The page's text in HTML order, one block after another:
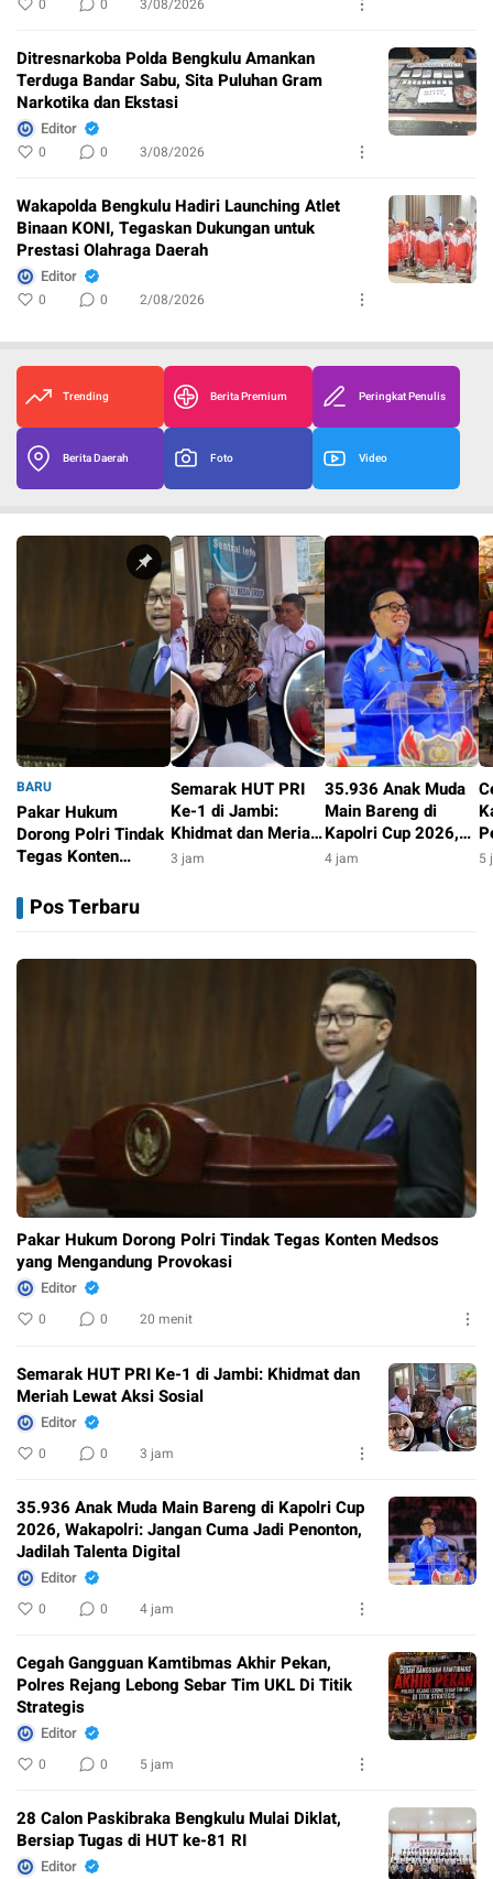
0 0 3/08/2026
Ditresnarkoba Polda Bengkulu Amankan
Terduga Bandar Sabu, Sita Puluhan Gram
Narkotika dan Ekstasi
Editor
0 0 3/08/2026
Wakapolda Bengkulu Hadiri Launching Atlet
Binaan KONI, Tegaskan Dukungan untuk
Prestasi Olahraga Daerah
Editor
0 0 2/08/2026
Trending Berita Premium Peringkat Penulis
Berita Daerah Foto Video
BARU
Pakar Hukum
Dorong Polri Tindak
Tegas Konten
Mengandung
Provokasi
Semarak HUT PRI
Ke-1 di Jambi:
Khidmat dan Meriah
Lewat Aksi Sosial
3 jam
35.936 Anak Muda
Main Bareng di
Kapolri Cup 2026,
Wakapolri: Jangan
4 jam 5
Pos Terbaru
Pakar Hukum Dorong Polri Tindak Tegas Konten Medsos
yang Mengandung Provokasi
Editor
0 0 20 menit
Semarak HUT PRI Ke-1 di Jambi: Khidmat dan
Meriah Lewat Aksi Sosial
Editor
0 0 3 jam
35.936 Anak Muda Main Bareng di Kapolri Cup
2026, Wakapolri: Jangan Cuma Jadi Penonton,
Jadilah Talenta Digital
Editor
0 0 4 jam
Cegah Gangguan Kamtibmas Akhir Pekan,
Polres Rejang Lebong Sebar Tim UKL Di Titik
Strategis
Editor
0 0 5 jam
28 Calon Paskibraka Bengkulu Mulai Diklat,
Bersiap Tugas di HUT ke-81 RI
Editor